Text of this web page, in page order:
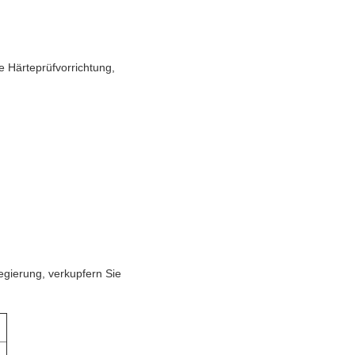
Härteprüfvorrichtung,
verkupfern Sie